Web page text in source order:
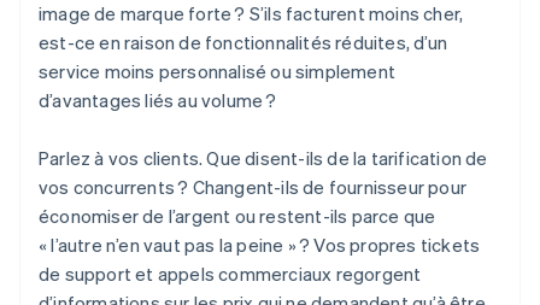
image de marque forte ? S’ils facturent moins cher,
est-ce en raison de fonctionnalités réduites, d’un
service moins personnalisé ou simplement
d’avantages liés au volume ?
Parlez à vos clients. Que disent-ils de la tarification de
vos concurrents ? Changent-ils de fournisseur pour
économiser de l’argent ou restent-ils parce que
« l’autre n’en vaut pas la peine » ? Vos propres tickets
de support et appels commerciaux regorgent